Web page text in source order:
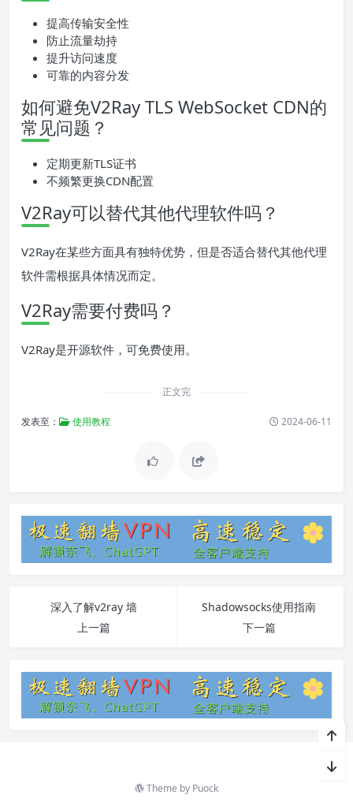
提高传输安全性
防止流量劫持
提升访问速度
可靠的内容分发
如何避免V2Ray TLS WebSocket CDN的
常见问题？
定期更新TLS证书
不频繁更换CDN配置
V2Ray可以替代其他代理软件吗？
V2Ray在某些方面具有独特优势，但是否适合替代其他代理
软件需根据具体情况而定。
V2Ray需要付费吗？
V2Ray是开源软件，可免费使用。
正文完
发表至： 使用教程 2024-06-11
深入了解v2ray 墙
上一篇
Shadowsocks使用指南
下一篇
Theme by Puock